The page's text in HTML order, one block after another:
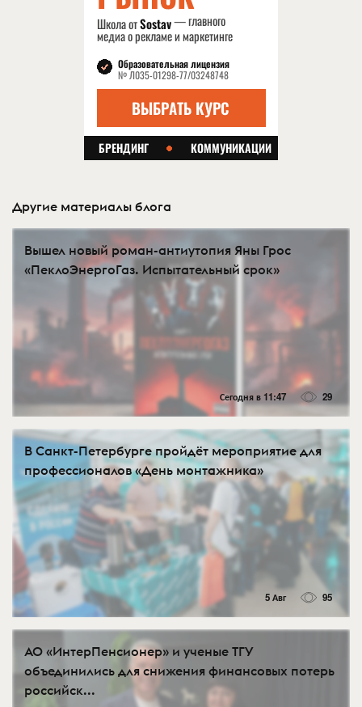
Другие материалы блога
Вышел новый роман-антиутопия Яны Грос
«ПеклоЭнергоГаз. Испытательный срок»
Сегодня в 11:47 29
В Санкт-Петербурге пройдёт мероприятие для
профессионалов «День монтажника»
5 Авг 95
АО «ИнтерПенсионер» и ученые ТГУ
объединились для снижения финансовых потерь
российск...